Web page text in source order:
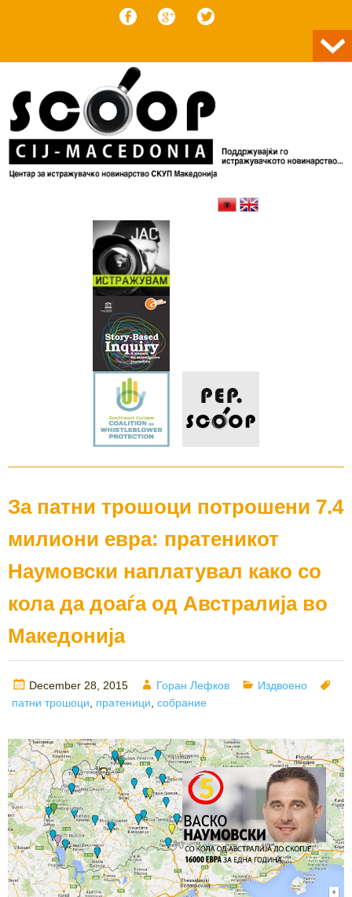
За патни трошоци потрошени 7.4
милиони евра: пратеникот
Наумовски наплатувал како со
кола да доаѓа од Австралија во
Македонија
Posted
on
December 28, 2015 Author
Горан Лефков Categories
Издвоено
патни трошоци
пратеници собрание